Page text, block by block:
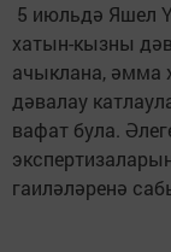
5 июльдә Яшел
хатын-кызны
ачыклана, әмма
дәвалау
вафат була.
гаиләләренә